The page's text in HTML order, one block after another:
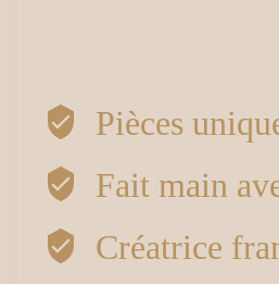
demi-
perle
fleurie
Pièces
Fait main
Créatrice